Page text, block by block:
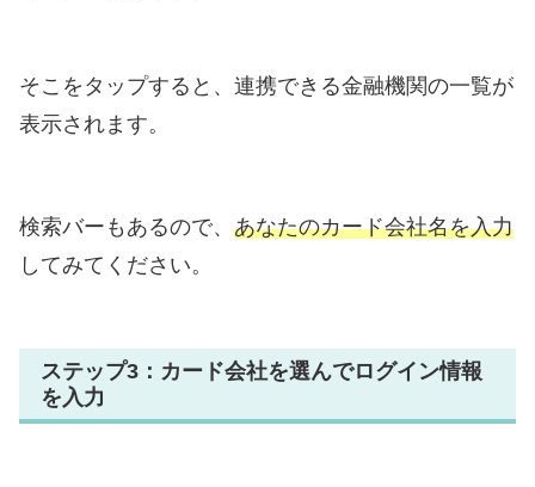
そこをタップすると、連携できる金融機関の一覧が
表示されます。
検索バーもあるので、 あなたのカード会社名を入力
してみてください。
ステップ3：カード会社を選んでログイン情報
を入力